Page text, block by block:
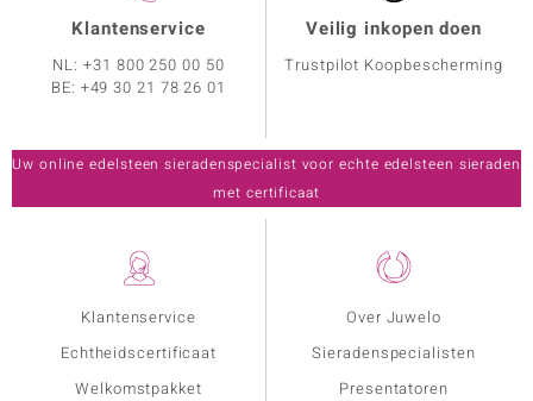
Klantenservice
Echtheidscertificaat
Welkomstpakket
Over Juwelo
Sieradenspecialisten
Presentatoren
Klantenservice
NL:+31 800 250 00 50
BE: +49 30 21 78 26 01
Veilig inkopen doen
Trustpilot Koopbescherming
Uw online edelsteen sieradenspecialist voor echte edelsteen sieraden
met certificaat